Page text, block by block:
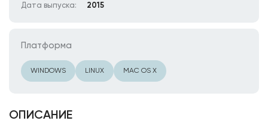
Дата выпуска:
2015
Платформа
WINDOWS LINUX MAC OS X
ОПИСАНИЕ